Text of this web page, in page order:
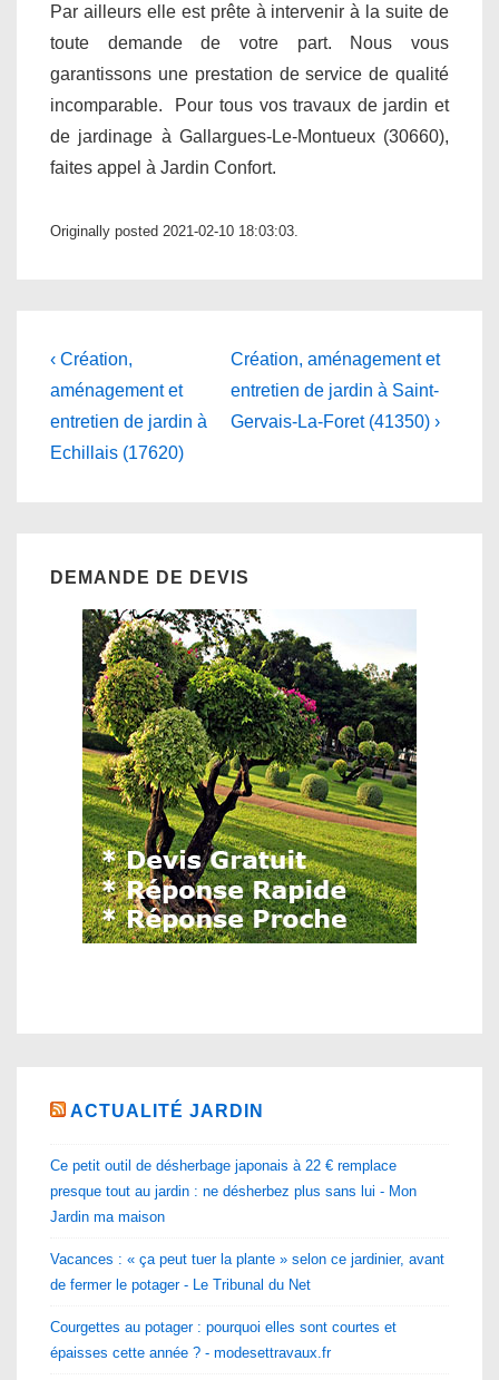
Par ailleurs elle est prête à intervenir à la suite de
toute demande de votre part. Nous vous
garantissons une prestation de service de qualité
incomparable. Pour tous vos travaux de jardin et
de jardinage à Gallargues-Le-Montueux (30660),
faites appel à Jardin Confort.
Originally posted 2021-02-10 18:03:03.
Navigation
de
l’article
Previous
Post
is
‹ Création,
aménagement et
entretien de jardin à
Echillais (17620)
Next
Post
is
Création, aménagement et
entretien de jardin à Saint-
Gervais-La-Foret (41350) ›
DEMANDE DE DEVIS
ACTUALITÉ JARDIN
Ce petit outil de désherbage japonais à 22 € remplace
presque tout au jardin : ne désherbez plus sans lui - Mon
Jardin ma maison
Vacances : « ça peut tuer la plante » selon ce jardinier, avant
de fermer le potager - Le Tribunal du Net
Courgettes au potager : pourquoi elles sont courtes et
épaisses cette année ? - modesettravaux.fr